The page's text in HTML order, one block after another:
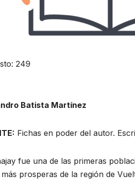
249
Batista Martínez
Fichas en poder del autor.
fue una de las primeras
prosperas de la región de